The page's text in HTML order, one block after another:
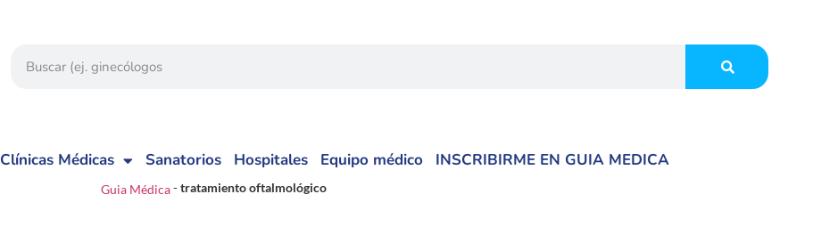
Clínicas Médicas Sanatorios Hospitales Equipo médico INSCRIBIRME EN GUIA MEDICA
Guia Médica-tratamiento oftalmológico